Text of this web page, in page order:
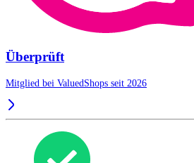
Überprüft
Mitglied bei ValuedShops seit 2026